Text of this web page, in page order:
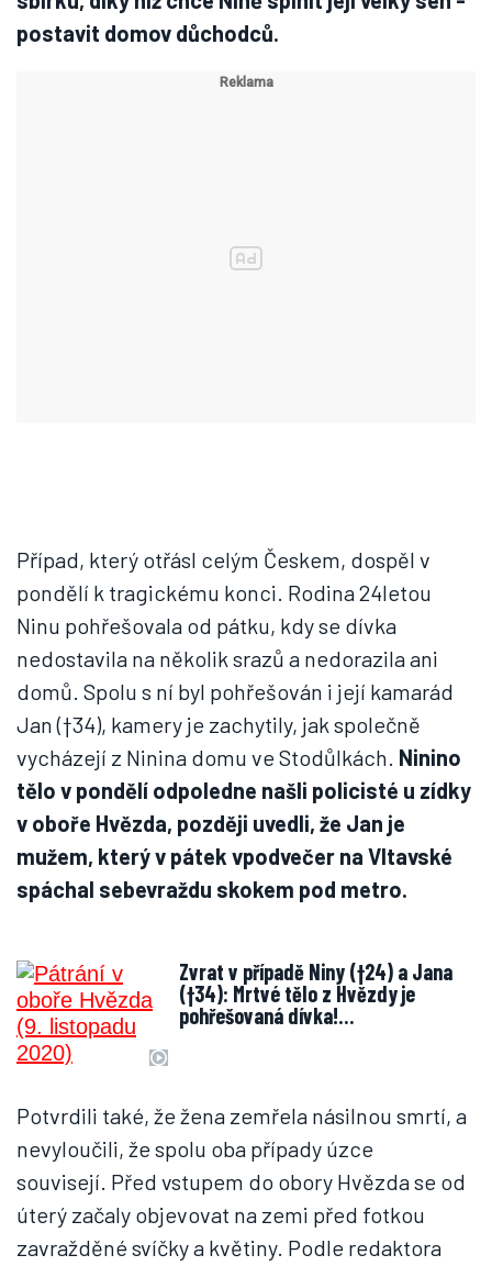
postavit domov důchodců.
Případ, který otřásl celým Českem, dospěl v
pondělí k tragickému konci. Rodina 24letou
Ninu pohřešovala od pátku, kdy se dívka
nedostavila na několik srazů a nedorazila ani
domů. Spolu s ní byl pohřešován i její kamarád
Jan (†34), kamery je zachytily, jak společně
vycházejí z Ninina domu ve Stodůlkách. Ninino
tělo v pondělí odpoledne našli policisté u zídky
v oboře Hvězda, později uvedli, že Jan je
mužem, který v pátek vpodvečer na Vltavské
spáchal sebevraždu skokem pod metro.
Zvrat v případě Niny (†24) a Jana
(†34): Mrtvé tělo z Hvězdy je
pohřešovaná dívka!…
Potvrdili také, že žena zemřela násilnou smrtí, a
nevyloučili, že spolu oba případy úzce
souvisejí. Před vstupem do obory Hvězda se od
úterý začaly objevovat na zemi před fotkou
zavražděné svíčky a květiny. Podle redaktora